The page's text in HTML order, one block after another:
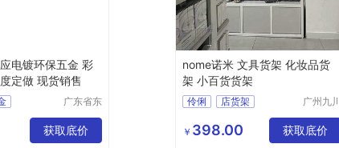
电镀环保五金 彩
定做 现货销售
广东省东
镇锦厦社
区锦新街
获取底价
nome诺米 文具货架 化妆品货
架 小百货货架
伶俐
店货架
诺米家居货架定做
广州九
公司
￥ 398.00 获取底价